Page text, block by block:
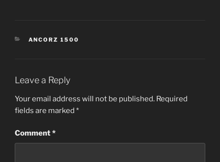
CATEGORIES
ANCORZ 1500
Leave a Reply
Your email address will not be published. Required
fields are marked *
Comment*